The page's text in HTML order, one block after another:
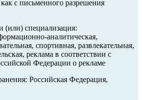
с письменного разрешения
(или) специализация:
аналитическая,
спортивная, развлекательная,
реклама в соответствии с
Федерации о рекламе
Российская Федерация,